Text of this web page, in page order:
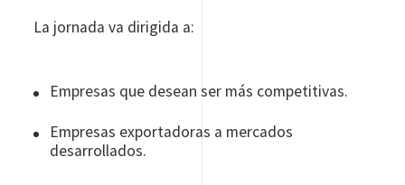
La jornada va dirigida a:
Empresas que desean ser más competitivas.
Empresas exportadoras a mercados
desarrollados.